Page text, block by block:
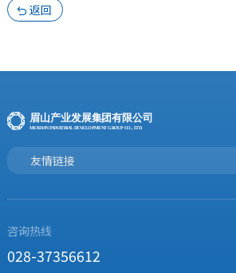
 返回
友情链接
咨询热线
028-37356612